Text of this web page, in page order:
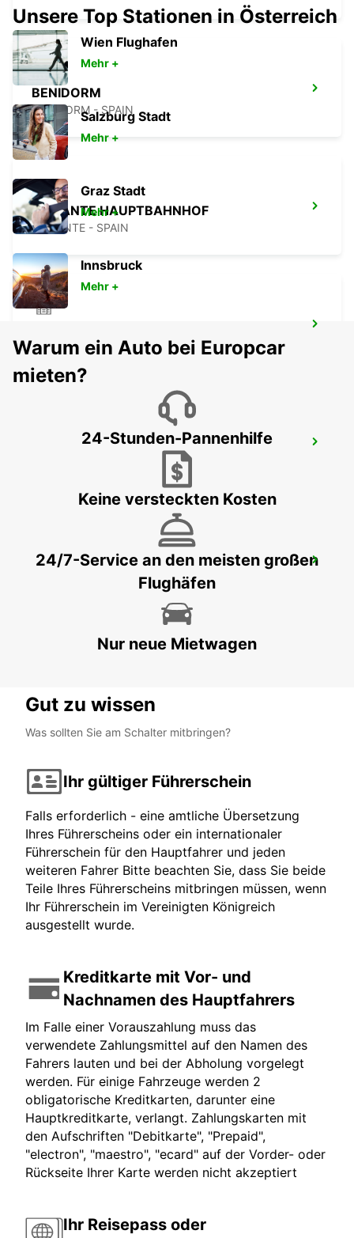
BENIDORM
BENIDORM - SPAIN
ALICANTE HAUPTBAHNHOF
ALICANTE - SPAIN
ALBACETE - SPAIN
ALICANTE FLUGHAFEN
IBIZA FLUGHAFEN
SANT JORDI - SPAIN
Unsere Top Stationen in Österreich
Wien Flughafen
Mehr +
Salzburg Stadt
Mehr +
Graz Stadt
Mehr +
Innsbruck
Mehr +
Warum ein Auto bei Europcar
mieten?
24-Stunden-Pannenhilfe
Keine versteckten Kosten
24/7-Service an den meisten großen
Flughäfen
Nur neue Mietwagen
Gut zu wissen
Was sollten Sie am Schalter mitbringen?
Ihr gültiger Führerschein
Falls erforderlich - eine amtliche Übersetzung
Ihres Führerscheins oder ein internationaler
Führerschein für den Hauptfahrer und jeden
weiteren Fahrer Bitte beachten Sie, dass Sie beide
Teile Ihres Führerscheins mitbringen müssen, wenn
Ihr Führerschein im Vereinigten Königreich
ausgestellt wurde.
Kreditkarte mit Vor- und
Nachnamen des Hauptfahrers
Im Falle einer Vorauszahlung muss das
verwendete Zahlungsmittel auf den Namen des
Fahrers lauten und bei der Abholung vorgelegt
werden. Für einige Fahrzeuge werden 2
obligatorische Kreditkarten, darunter eine
Hauptkreditkarte, verlangt. Zahlungskarten mit
den Aufschriften "Debitkarte", "Prepaid",
"electron", "maestro", "ecard" auf der Vorder- oder
Rückseite Ihrer Karte werden nicht akzeptiert
Ihr Reisepass oder